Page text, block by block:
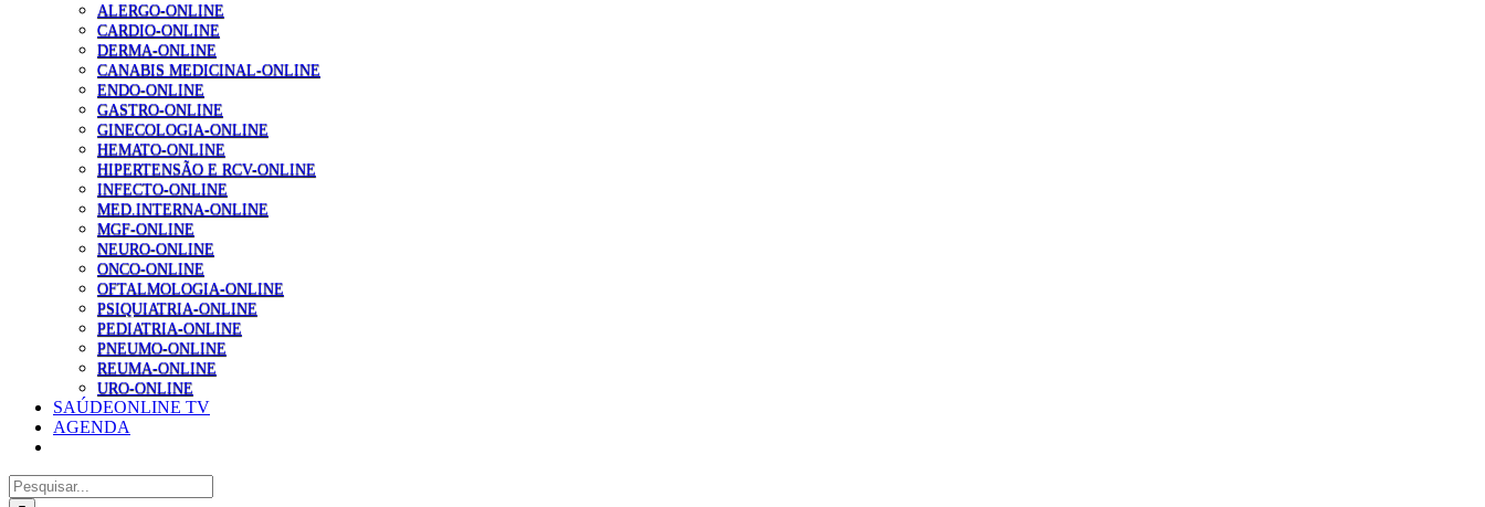
ALERGO-ONLINE
CARDIO-ONLINE
DERMA-ONLINE
CANABIS MEDICINAL-ONLINE
ENDO-ONLINE
GASTRO-ONLINE
GINECOLOGIA-ONLINE
HEMATO-ONLINE
HIPERTENSÃO E RCV-ONLINE
INFECTO-ONLINE
MED.INTERNA-ONLINE
MGF-ONLINE
NEURO-ONLINE
ONCO-ONLINE
OFTALMOLOGIA-ONLINE
PSIQUIATRIA-ONLINE
PEDIATRIA-ONLINE
PNEUMO-ONLINE
REUMA-ONLINE
URO-ONLINE
SAÚDEONLINE TV
AGENDA
Pesquisar